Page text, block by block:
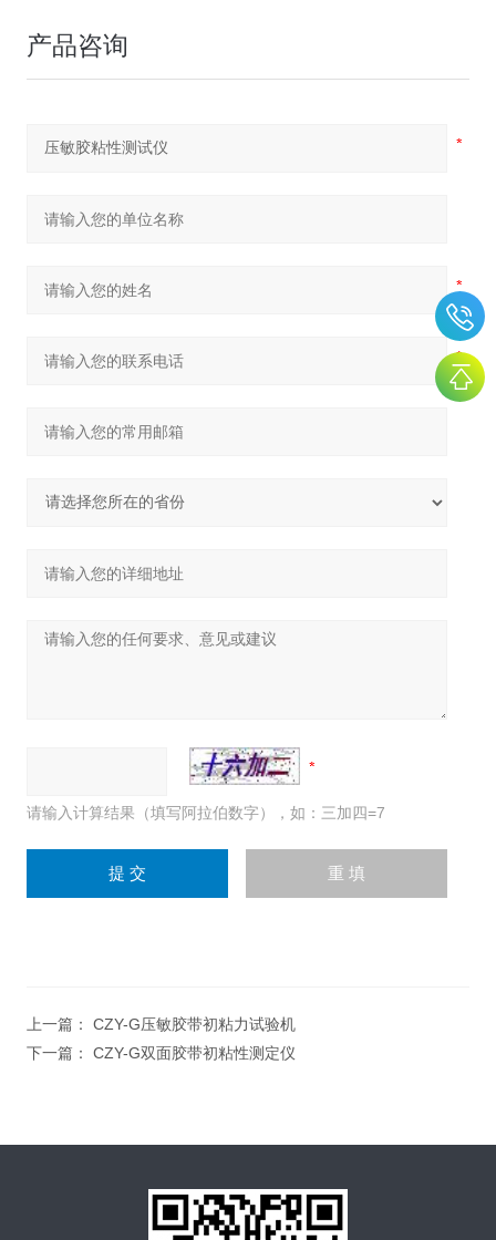
产品咨询
请输入计算结果（填写阿拉伯数字），如：三加四=7
上一篇： CZY-G压敏胶带初粘力试验机
下一篇： CZY-G双面胶带初粘性测定仪